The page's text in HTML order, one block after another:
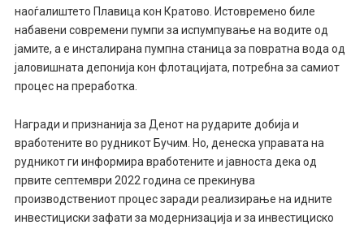
наоѓалиштето Плавица кон Кратово. Истовремено биле
набавени современи пумпи за испумпување на водите од
јамите, а е инсталирана пумпна станица за повратна вода од
јаловишната депонија кон флотацијата, потребна за самиот
процес на преработка.
Награди и признанија за Денот на рударите добија и
вработените во рудникот Бучим. Но, денеска управата на
рудникот ги информира вработените и јавноста дека од
првите септември 2022 година се прекинува
производствениот процес заради реализирање на идните
инвестициски зафати за модернизација и за инвестициско